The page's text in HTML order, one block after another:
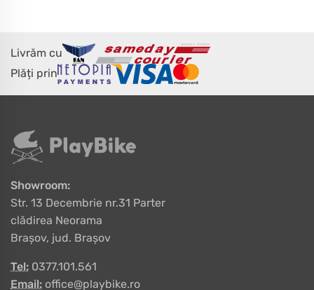
Livrăm cu
Plăți prin
Showroom:
Str. 13 Decembrie nr.31 Parter
clădirea Neorama
Brașov, jud. Brașov
Tel: 0377.101.561
Email: office@playbike.ro